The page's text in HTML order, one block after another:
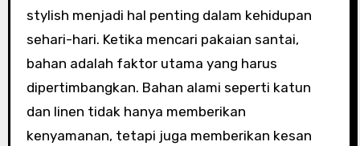
stylish menjadi hal penting dalam kehidupan
sehari-hari. Ketika mencari pakaian santai,
bahan adalah faktor utama yang harus
dipertimbangkan. Bahan alami seperti katun
dan linen tidak hanya memberikan
kenyamanan, tetapi juga memberikan kesan